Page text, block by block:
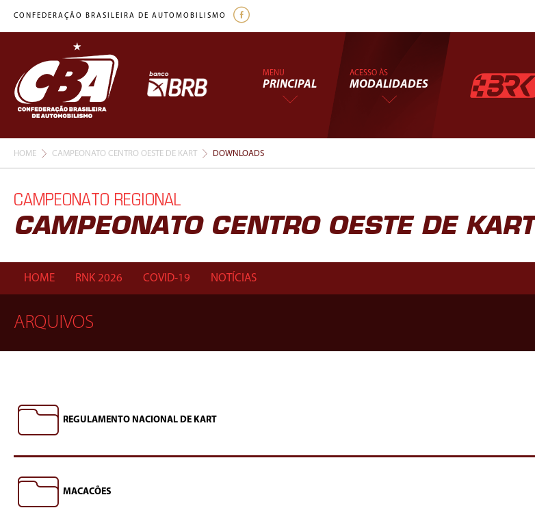
CONFEDERAÇÃO BRASILEIRA DE AUTOMOBILISMO
MENU
PRINCIPAL
ACESSO ÀS
MODALIDADES
HOME CAMPEONATO CENTRO OESTE DE KART DOWNLOADS
CAMPEONATO REGIONAL
CAMPEONATO CENTRO OESTE DE KART
HOME RNK 2026 COVID-19 NOTÍCIAS
ARQUIVOS
REGULAMENTO NACIONAL DE KART
MACACÕES